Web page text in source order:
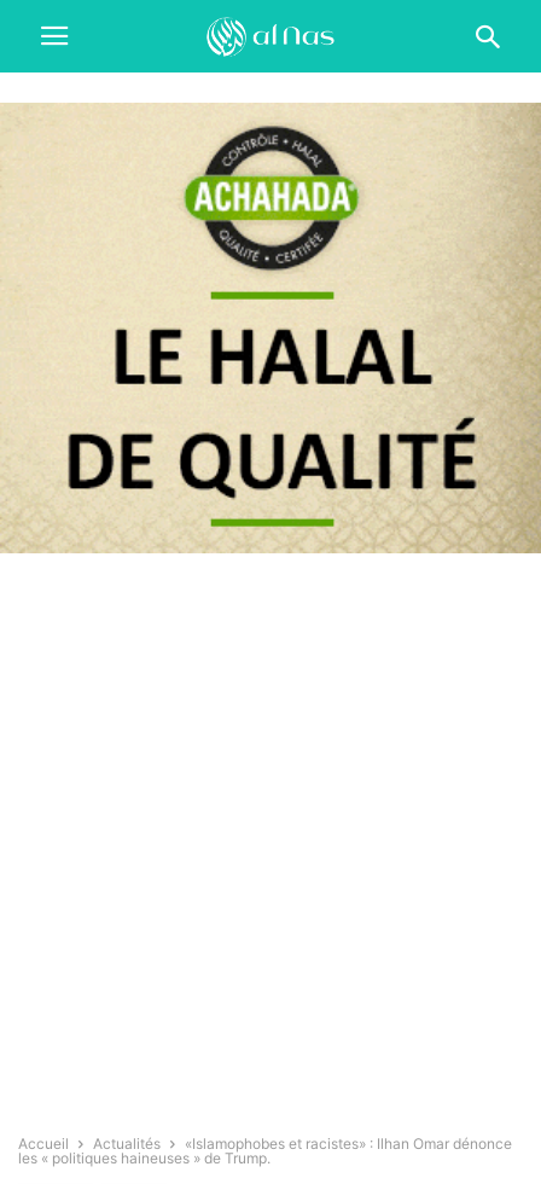
Accueil Actualités
«Islamophobes et racistes» : Ilhan Omar dénonce
les « politiques haineuses » de Trump.